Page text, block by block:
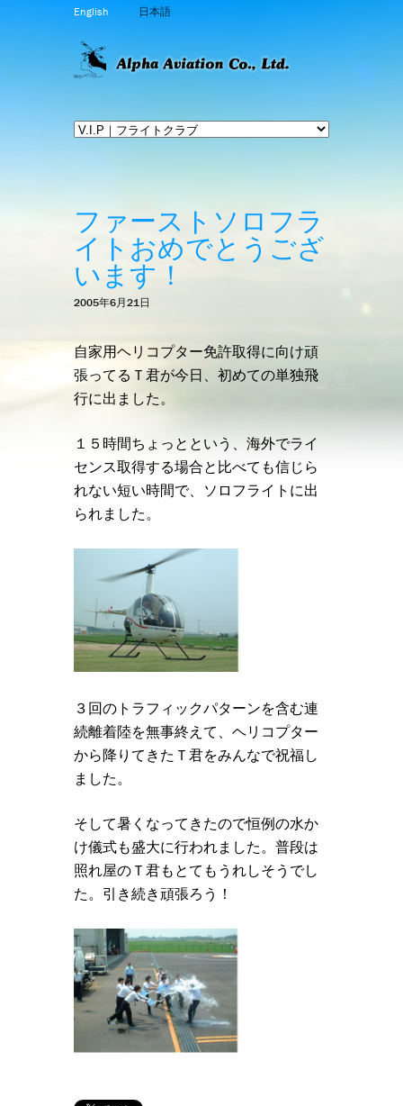
English 日本語
ファーストソロフラ
イトおめでとうござ
います！
2005年6月21日
自家用ヘリコプター免許取得に向け頑
張ってるＴ君が今日、初めての単独飛
行に出ました。
１５時間ちょっとという、海外でライ
センス取得する場合と比べても信じら
れない短い時間で、ソロフライトに出
られました。
３回のトラフィックパターンを含む連
続離着陸を無事終えて、ヘリコプター
から降りてきたＴ君をみんなで祝福し
ました。
そして暑くなってきたので恒例の水か
け儀式も盛大に行われました。普段は
照れ屋のＴ君もとてもうれしそうでし
た。引き続き頑張ろう！